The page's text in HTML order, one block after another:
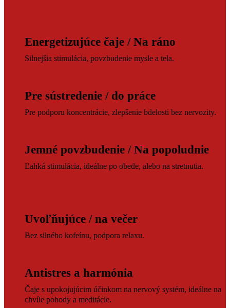
Energetizujúce čaje / Na ráno
Silnejšia stimulácia, povzbudenie mysle a tela.
Pre sústredenie / do práce
Pre podporu koncentrácie, zlepšenie bdelosti bez nervozity.
Jemné povzbudenie / Na popoludnie
Ľahká stimulácia, ideálne po obede, alebo na stretnutia.
Uvoľňujúce / na večer
Bez silného kofeínu, podpora relaxu.
Antistres a harmónia
Čaje s upokojujúcim účinkom na nervový systém, ideálne na
chvíle pohody a meditácie.